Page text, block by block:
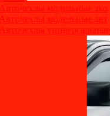
Авточехлы модельные эко
Авточехлы модельные авт
Авточехлы универсальные